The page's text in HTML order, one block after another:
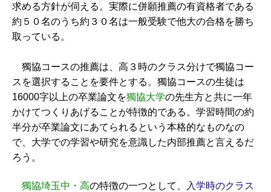
求める方針が伺える。実際に併願推薦の有資格者である
約５０名のうち約３０名は一般受験で他大の合格を勝ち
取っている。
獨協コースの推薦は、高３時のクラス分けで獨協コー
スを選択することを要件とする。獨協コースの生徒は
16000字以上の卒業論文を獨協大学の先生方と共に一年
かけてつくりあげることが特徴的である。学習時間の約
半分が卒業論文にあてられるという本格的なものなの
で、大学での学習や研究を意識した内部推薦と言えるだ
ろう。
獨協埼玉中・高の特徴の一つとして、
入学時のクラス